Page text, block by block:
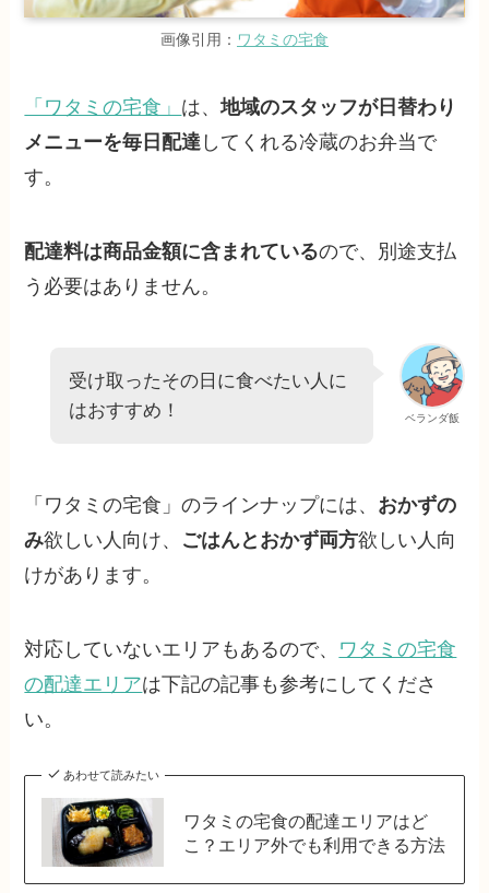
画像引用： ワタミの宅食
「ワタミの宅食」 は、地域のスタッフが日替わり
メニューを毎日配達 してくれる冷蔵のお弁当で
す。
配達料は商品金額に含まれているので、別途支払
う必要はありません。
ベランダ飯
受け取ったその日に食べたい人に
はおすすめ！
「ワタミの宅食」のラインナップには、 おかずの
み欲しい人向け、 ごはんとおかず両方欲しい人向
けがあります。
対応していないエリアもあるので、 ワタミの宅食
の配達エリアは下記の記事も参考にしてくださ
い。
あわせて読みたい
ワタミの宅食の配達エリアはど
こ？エリア外でも利用できる方法